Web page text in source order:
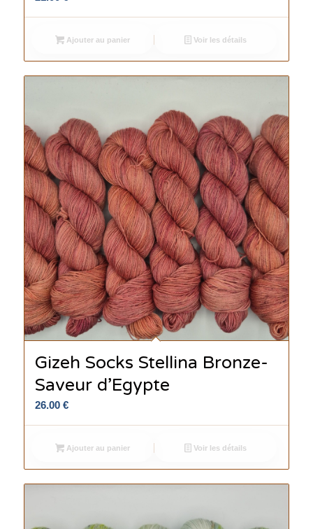
Ajouter au panier Voir les détails
Gizeh Socks Stellina Bronze-
Saveur d’Egypte
26.00 €
Ajouter au panier Voir les détails